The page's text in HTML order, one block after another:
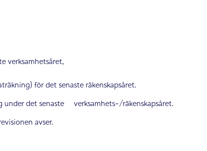
verksamhetsåret,
för det senaste räkenskapsåret.
under det senaste verksamhets-/räkenskapsåret.
avser.